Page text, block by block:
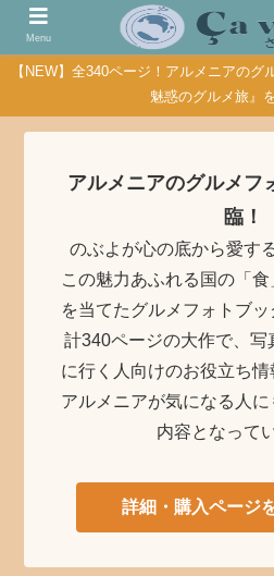
【NEW】全340ページ！アルメニアの
魅惑のグルメ旅』
アルメニアのグルメフ
臨！
のぶよが心の底から愛す
この魅力あふれる国の「
を当てたグルメフォトブッ
計340ページの大作で、写
に行く人向けのお役立ち
アルメニアが気になる人
内容となって
詳細・購入ページ
Menu